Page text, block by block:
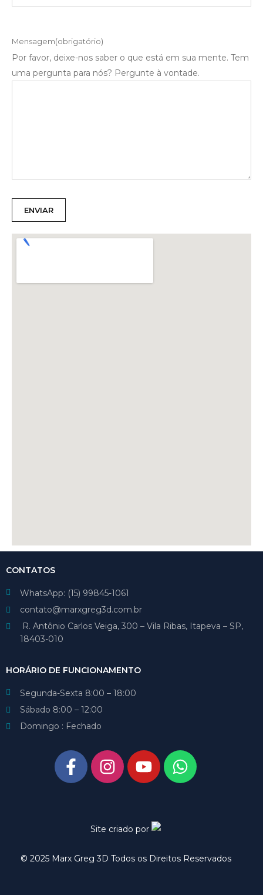
Mensagem(obrigatório)
Por favor, deixe-nos saber o que está em sua mente. Tem
uma pergunta para nós? Pergunte à vontade.
CONTATOS
WhatsApp: (15) 99845-1061
contato@marxgreg3d.com.br
R. Antônio Carlos Veiga, 300 – Vila Ribas, Itapeva – SP,
18403-010
HORÁRIO DE FUNCIONAMENTO
Segunda-Sexta 8:00 – 18:00
Sábado 8:00 – 12:00
Domingo : Fechado
Site criado por
© 2025 Marx Greg 3D Todos os Direitos Reservados